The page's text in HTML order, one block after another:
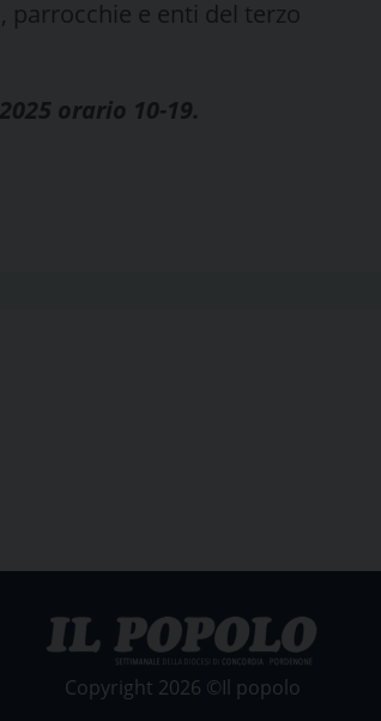
e enti del terzo
orario 10-19.
Copyright 2026 ©Il popolo